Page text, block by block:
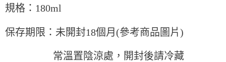
規格：180ml
保存期限：未開封18個月(參考商品圖片)
常溫置陰涼處，開封後請冷藏